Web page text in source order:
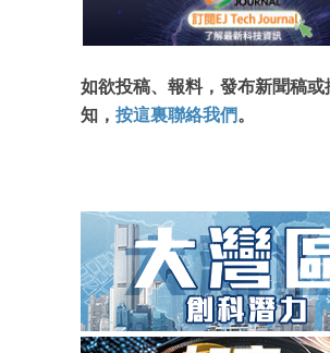
如欲投稿、報料，發布新聞稿或
知， 按這裏聯絡我們。